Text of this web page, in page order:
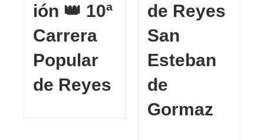
ión 👑 10ª
Carrera
Popular
de Reyes
de Reyes
San
Esteban
de
Gormaz